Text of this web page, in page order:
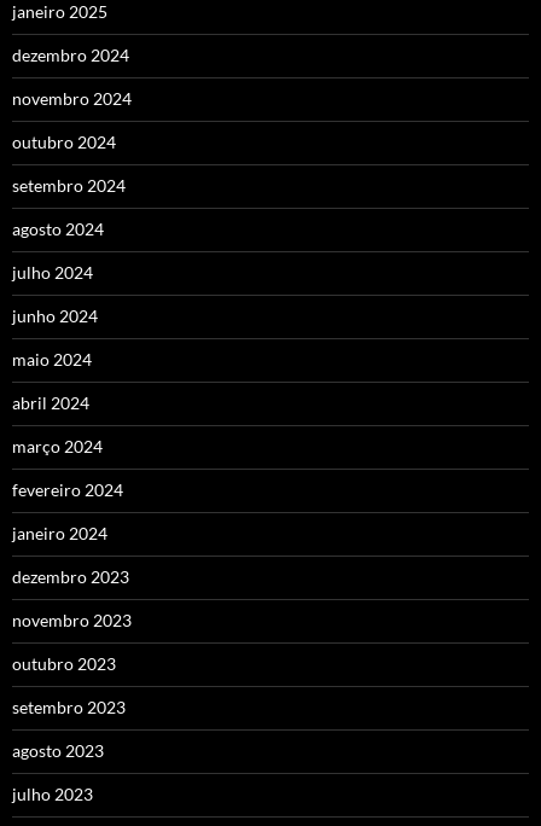
janeiro 2025
dezembro 2024
novembro 2024
outubro 2024
setembro 2024
agosto 2024
julho 2024
junho 2024
maio 2024
abril 2024
março 2024
fevereiro 2024
janeiro 2024
dezembro 2023
novembro 2023
outubro 2023
setembro 2023
agosto 2023
julho 2023